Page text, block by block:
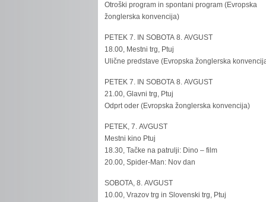
Otroški program in spontani program (Evropska
žonglerska konvencija)
PETEK 7. IN SOBOTA 8. AVGUST
18.00, Mestni trg, Ptuj
Ulične predstave (Evropska žonglerska
PETEK 7. IN SOBOTA 8. AVGUST
21.00, Glavni trg, Ptuj
Odprt oder (Evropska žonglerska konvencija)
PETEK, 7. AVGUST
Mestni kino Ptuj
18.30, Tačke na patrulji: Dino – film
20.00, Spider-Man: Nov dan
SOBOTA, 8. AVGUST
10.00, Vrazov trg in Slovenski trg, Ptuj